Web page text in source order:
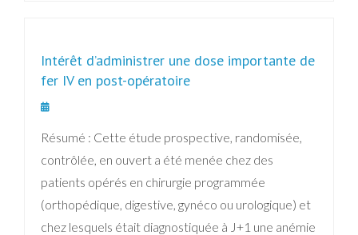
Intérêt d’administrer une dose importante de
fer IV en post-opératoire
Résumé : Cette étude prospective, randomisée,
contrôlée, en ouvert a été menée chez des
patients opérés en chirurgie programmée
(orthopédique, digestive, gynéco ou urologique) et
chez lesquels était diagnostiquée à J+1 une anémie